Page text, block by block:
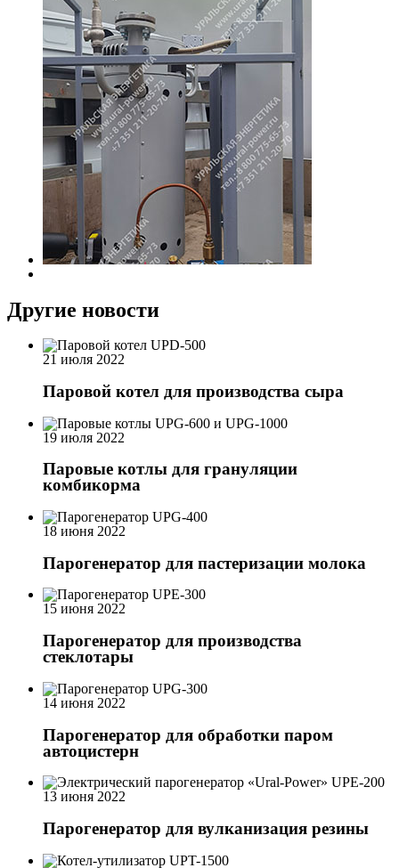
Другие новости
21 июля 2022
Паровой котел для производства сыра
19 июля 2022
Паровые котлы для грануляции
комбикорма
18 июня 2022
Парогенератор для пастеризации молока
15 июня 2022
Парогенератор для производства
стеклотары
14 июня 2022
Парогенератор для обработки паром
автоцистерн
13 июня 2022
Парогенератор для вулканизация резины